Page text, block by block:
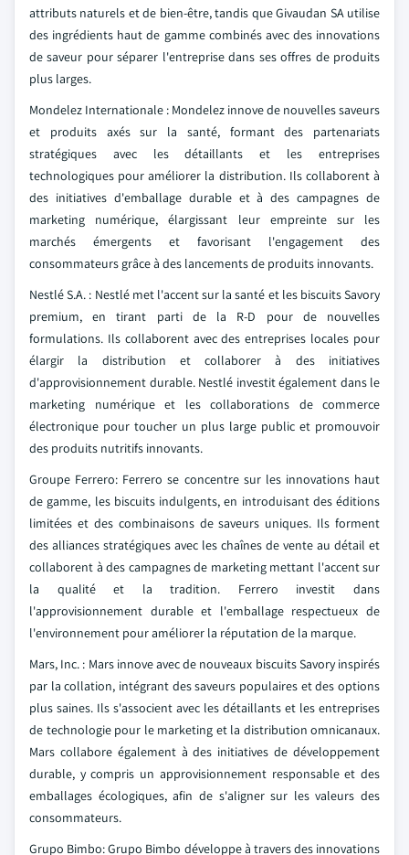
attributs naturels et de bien-être, tandis que Givaudan SA utilise
des ingrédients haut de gamme combinés avec des innovations
de saveur pour séparer l'entreprise dans ses offres de produits
plus larges.
Mondelez Internationale : Mondelez innove de nouvelles saveurs
et produits axés sur la santé, formant des partenariats
stratégiques avec les détaillants et les entreprises
technologiques pour améliorer la distribution. Ils collaborent à
des initiatives d'emballage durable et à des campagnes de
marketing numérique, élargissant leur empreinte sur les
marchés émergents et favorisant l'engagement des
consommateurs grâce à des lancements de produits innovants.
Nestlé S.A. : Nestlé met l'accent sur la santé et les biscuits Savory
premium, en tirant parti de la R-D pour de nouvelles
formulations. Ils collaborent avec des entreprises locales pour
élargir la distribution et collaborer à des initiatives
d'approvisionnement durable. Nestlé investit également dans le
marketing numérique et les collaborations de commerce
électronique pour toucher un plus large public et promouvoir
des produits nutritifs innovants.
Groupe Ferrero: Ferrero se concentre sur les innovations haut
de gamme, les biscuits indulgents, en introduisant des éditions
limitées et des combinaisons de saveurs uniques. Ils forment
des alliances stratégiques avec les chaînes de vente au détail et
collaborent à des campagnes de marketing mettant l'accent sur
la qualité et la tradition. Ferrero investit dans
l'approvisionnement durable et l'emballage respectueux de
l'environnement pour améliorer la réputation de la marque.
Mars, Inc. : Mars innove avec de nouveaux biscuits Savory inspirés
par la collation, intégrant des saveurs populaires et des options
plus saines. Ils s'associent avec les détaillants et les entreprises
de technologie pour le marketing et la distribution omnicanaux.
Mars collabore également à des initiatives de développement
durable, y compris un approvisionnement responsable et des
emballages écologiques, afin de s'aligner sur les valeurs des
consommateurs.
Grupo Bimbo: Grupo Bimbo développe à travers des innovations